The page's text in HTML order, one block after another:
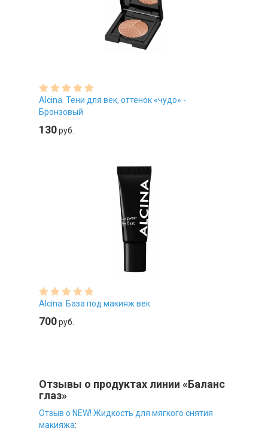
Alcina. Тени для век, оттенок «чудо» -
Бронзовый
130руб.
Alcina. База под макияж век
700руб.
Отзывы о продуктах линии «Баланс
глаз»
Отзыв о NEW! Жидкость для мягкого снятия
макияжа: